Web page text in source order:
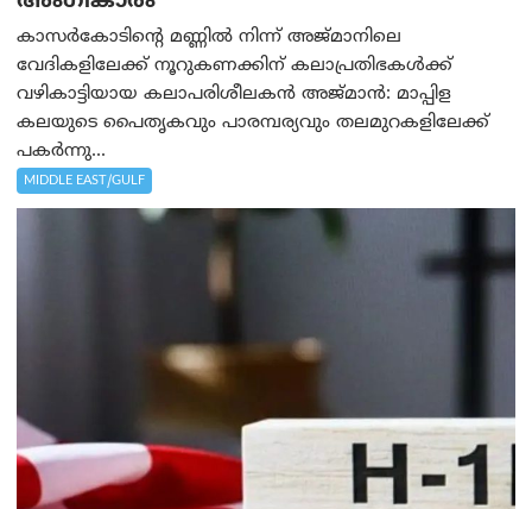
കാസർകോടിന്റെ മണ്ണിൽ നിന്ന് അജ്മാനിലെ
വേദികളിലേക്ക് നൂറുകണക്കിന് കലാപ്രതിഭകൾക്ക്
വഴികാട്ടിയായ കലാപരിശീലകൻ അജ്മാൻ: മാപ്പിള
കലയുടെ പൈതൃകവും പാരമ്പര്യവും തലമുറകളിലേക്ക്
പകർന്നു...
MIDDLE EAST/GULF